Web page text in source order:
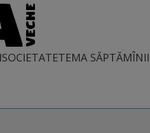
SOCIETATETEMA SĂPTĂMÎNII